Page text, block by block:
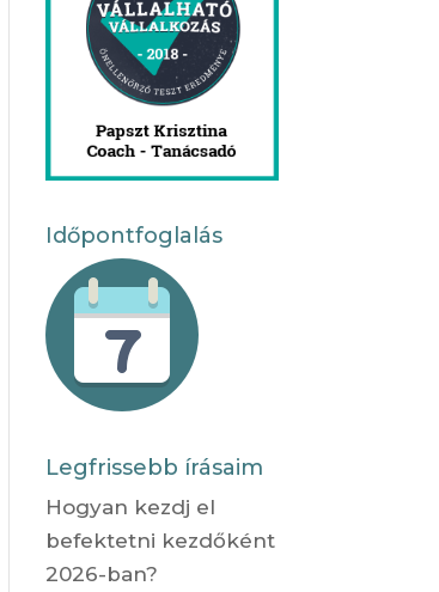
Időpontfoglalás
Legfrissebb írásaim
Hogyan kezdj el
befektetni kezdőként
2026-ban?